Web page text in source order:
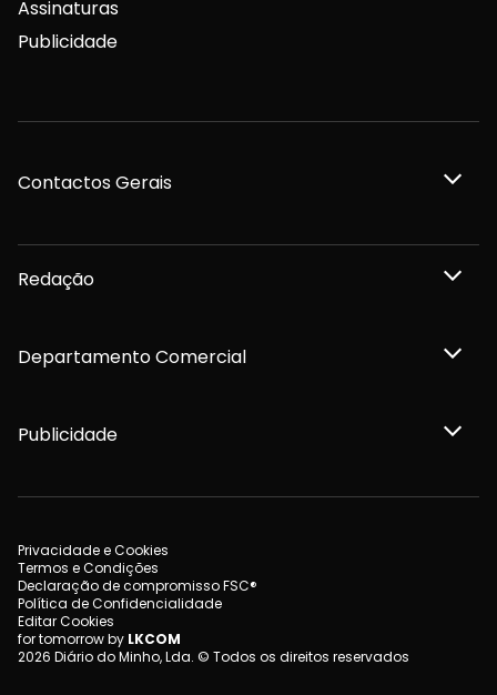
Assinaturas
Publicidade
Contactos Gerais
Redação
Departamento Comercial
Publicidade
Privacidade e Cookies
Termos e Condições
Declaração de compromisso FSC®
Política de Confidencialidade
Editar Cookies
for tomorrow by LKCOM
2026 Diário do Minho, Lda. © Todos os direitos reservados